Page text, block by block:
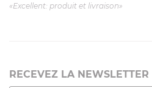
«Excellent: produit et livraison»
RECEVEZ LA NEWSLETTER